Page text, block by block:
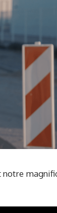
notre